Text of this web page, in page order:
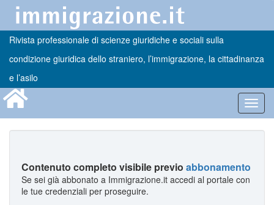
Rivista professionale di scienze giuridiche e sociali sulla
condizione giuridica dello straniero, l’immigrazione, la cittadinanza
e l’asilo
Contenuto completo visibile previo abbonamento
Se sei già abbonato a Immigrazione.it accedi al portale con
le tue credenziali per proseguire.